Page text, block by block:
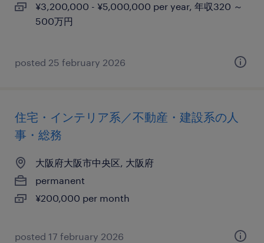
¥3,200,000 - ¥5,000,000 per year, 年収320 ～
500万円
posted 25 february 2026
住宅・インテリア系／不動産・建設系の人
事・総務
大阪府大阪市中央区, 大阪府
permanent
¥200,000 per month
posted 17 february 2026